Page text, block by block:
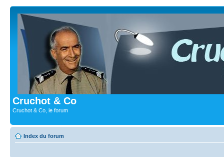
Cruchot & Co
Cruchot & Co, le forum
Index du forum